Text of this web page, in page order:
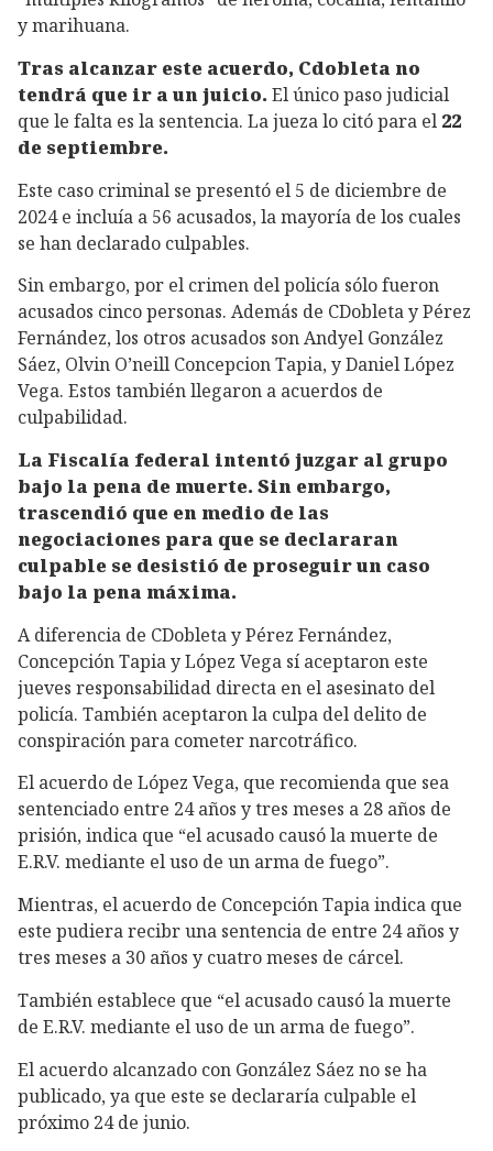
y marihuana.
Tras alcanzar este acuerdo, Cdobleta no
tendrá que ir a un juicio. El único paso judicial
que le falta es la sentencia. La jueza lo citó para el 22
de septiembre.
Este caso criminal se presentó el 5 de diciembre de
2024 e incluía a 56 acusados, la mayoría de los cuales
se han declarado culpables.
Sin embargo, por el crimen del policía sólo fueron
acusados cinco personas. Además de CDobleta y Pérez
Fernández, los otros acusados son Andyel González
Sáez, Olvin O’neill Concepcion Tapia, y Daniel López
Vega. Estos también llegaron a acuerdos de
culpabilidad.
La Fiscalía federal intentó juzgar al grupo
bajo la pena de muerte. Sin embargo,
trascendió que en medio de las
negociaciones para que se declararan
culpable se desistió de proseguir un caso
bajo la pena máxima.
A diferencia de CDobleta y Pérez Fernández,
Concepción Tapia y López Vega sí aceptaron este
jueves responsabilidad directa en el asesinato del
policía. También aceptaron la culpa del delito de
conspiración para cometer narcotráfico.
El acuerdo de López Vega, que recomienda que sea
sentenciado entre 24 años y tres meses a 28 años de
prisión, indica que “el acusado causó la muerte de
E.R.V. mediante el uso de un arma de fuego”.
Mientras, el acuerdo de Concepción Tapia indica que
este pudiera recibr una sentencia de entre 24 años y
tres meses a 30 años y cuatro meses de cárcel.
También establece que “el acusado causó la muerte
de E.R.V. mediante el uso de un arma de fuego”.
El acuerdo alcanzado con González Sáez no se ha
publicado, ya que este se declararía culpable el
próximo 24 de junio.